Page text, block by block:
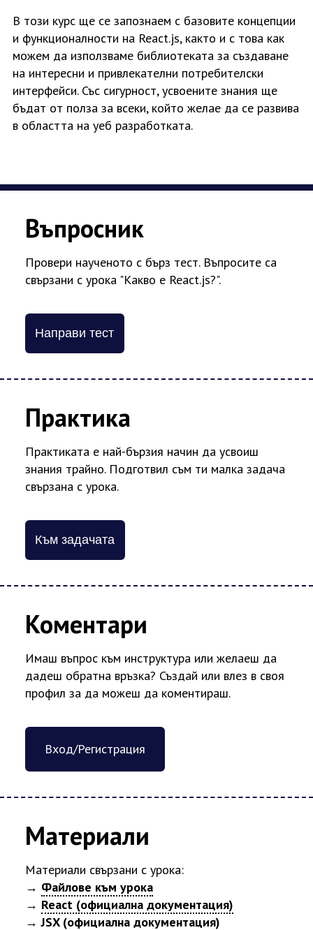
В този курс ще се запознаем с базовите концепции
и функционалности на React.js, както и с това как
можем да използваме библиотеката за създаване
на интересни и привлекателни потребителски
интерфейси. Със сигурност, усвоените знания ще
бъдат от полза за всеки, който желае да се развива
в областта на уеб разработката.
Въпросник
Провери наученото с бърз тест. Въпросите са
свързани с урока "Какво е React.js?".
Направи тест
Практика
Практиката е най-бързия начин да усвоиш
знания трайно. Подготвил съм ти малка задача
свързана с урока.
Към задачата
Коментари
Имаш въпрос към инструктура или желаеш да
дадеш обратна връзка? Създай или влез в своя
профил за да можеш да коментираш.
Вход/Регистрация
Материали
Материали свързани с урока:
→ Файлове към урока
→ React (официална документация)
→JSX (официална документация)